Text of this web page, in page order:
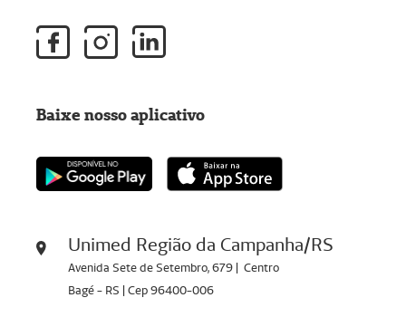
Unimed Região da Campanha/RS
Avenida Sete de Setembro, 679 | Centro
Bagé - RS | Cep 96400-006
Baixe nosso aplicativo